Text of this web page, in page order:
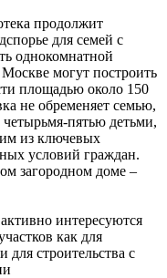
продолжит
для семей с
однокомнатной
могут построить
площадью около 150
не обременяет семью,
пятью детьми,
из ключевых
условий граждан.
загородном доме –
интересуются
как для
для строительства с